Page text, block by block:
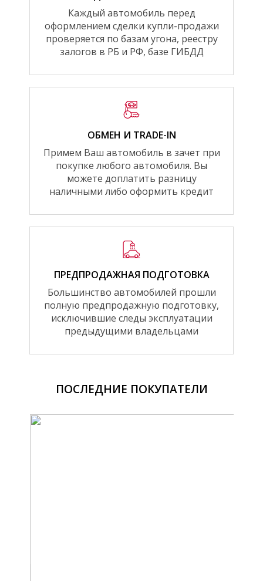
Каждый автомобиль перед
оформлением сделки купли-продажи
проверяется по базам угона, реестру
залогов в РБ и РФ, базе ГИБДД
ОБМЕН И TRADE-IN
Примем Ваш автомобиль в зачет при
покупке любого автомобиля. Вы
можете доплатить разницу
наличными либо оформить кредит
ПРЕДПРОДАЖНАЯ ПОДГОТОВКА
Большинство автомобилей прошли
полную предпродажную подготовку,
исключившие следы эксплуатации
предыдущими владельцами
ПОСЛЕДНИЕ ПОКУПАТЕЛИ